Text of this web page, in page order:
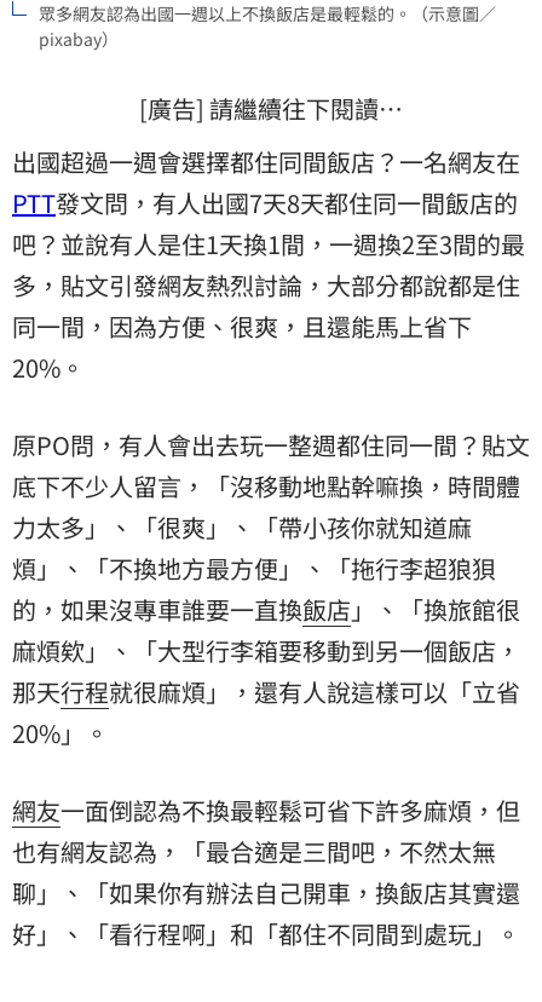
眾多網友認為出國一週以上不換飯店是最輕鬆的。（示意圖／
pixabay）
[廣告] 請繼續往下閱讀…
出國超過一週會選擇都住同間飯店？一名網友在
PTT發文問，有人出國7天8天都住同一間飯店的
吧？並說有人是住1天換1間，一週換2至3間的最
多，貼文引發網友熱烈討論，大部分都說都是住
同一間，因為方便、很爽，且還能馬上省下
20%。
原PO問，有人會出去玩一整週都住同一間？貼文
底下不少人留言，「沒移動地點幹嘛換，時間體
力太多」、「很爽」、「帶小孩你就知道麻
煩 」、「不換地方最方便」、「拖行李超狼狽
的，如果沒專車誰要一直換飯店 」、「換旅館很
麻煩欸」、「大型行李箱要移動到另一個飯店，
那天行程就很麻煩」，還有人說這樣可以「立省
20%」。
網友一面倒認為不換最輕鬆可省下許多麻煩，但
也有網友認為，「最合適是三間吧，不然太無
聊」、「如果你有辦法自己開車，換飯店其實還
好」、「看行程啊」和「都住不同間到處玩」。